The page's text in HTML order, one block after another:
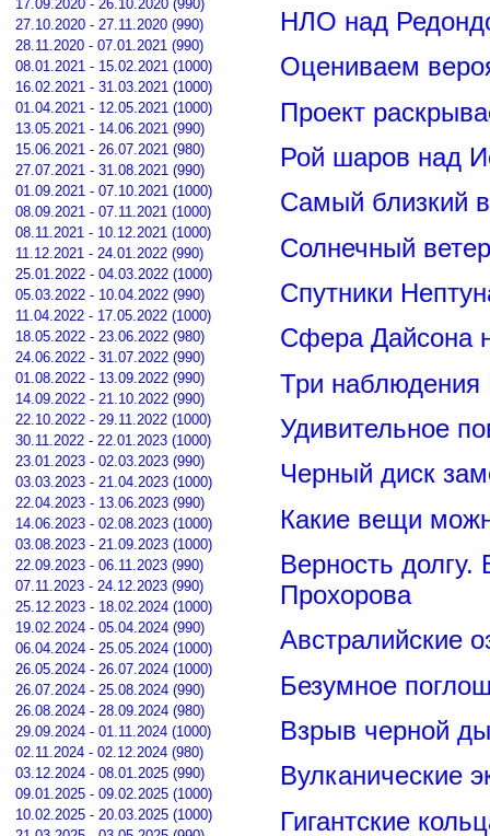
17.09.2020 - 26.10.2020 (990)
27.10.2020 - 27.11.2020 (990)
28.11.2020 - 07.01.2021 (990)
08.01.2021 - 15.02.2021 (1000)
16.02.2021 - 31.03.2021 (1000)
01.04.2021 - 12.05.2021 (1000)
13.05.2021 - 14.06.2021 (990)
15.06.2021 - 26.07.2021 (980)
27.07.2021 - 31.08.2021 (990)
01.09.2021 - 07.10.2021 (1000)
08.09.2021 - 07.11.2021 (1000)
08.11.2021 - 10.12.2021 (1000)
11.12.2021 - 24.01.2022 (990)
25.01.2022 - 04.03.2022 (1000)
05.03.2022 - 10.04.2022 (990)
11.04.2022 - 17.05.2022 (1000)
18.05.2022 - 23.06.2022 (980)
24.06.2022 - 31.07.2022 (990)
01.08.2022 - 13.09.2022 (990)
14.09.2022 - 21.10.2022 (990)
22.10.2022 - 29.11.2022 (1000)
30.11.2022 - 22.01.2023 (1000)
23.01.2023 - 02.03.2023 (990)
03.03.2023 - 21.04.2023 (1000)
22.04.2023 - 13.06.2023 (990)
14.06.2023 - 02.08.2023 (1000)
03.08.2023 - 21.09.2023 (1000)
22.09.2023 - 06.11.2023 (990)
07.11.2023 - 24.12.2023 (990)
25.12.2023 - 18.02.2024 (1000)
19.02.2024 - 05.04.2024 (990)
06.04.2024 - 25.05.2024 (1000)
26.05.2024 - 26.07.2024 (1000)
26.07.2024 - 25.08.2024 (990)
26.08.2024 - 28.09.2024 (980)
29.09.2024 - 01.11.2024 (1000)
02.11.2024 - 02.12.2024 (980)
03.12.2024 - 08.01.2025 (990)
09.01.2025 - 09.02.2025 (1000)
10.02.2025 - 20.03.2025 (1000)
НЛО над
Оцениваем
Проект
Рой шаров над
Самый близкий
Солнечный
Спутники
Сфера Дайсона
Три
Удивительное
Черный диск
Какие вещи
Верность
Прохорова
Австралийские
Безумное
Взрыв черной
Вулканические
Гигантские